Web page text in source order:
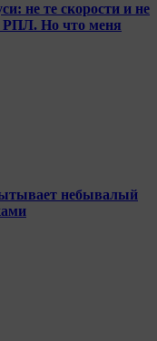
не те скорости и не
РПЛ. Но что меня
небывалый